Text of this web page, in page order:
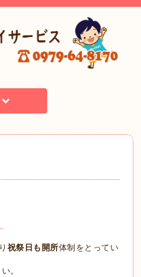
祝祭日も開所体制をとってい
。